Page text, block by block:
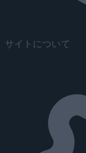
サイトについて